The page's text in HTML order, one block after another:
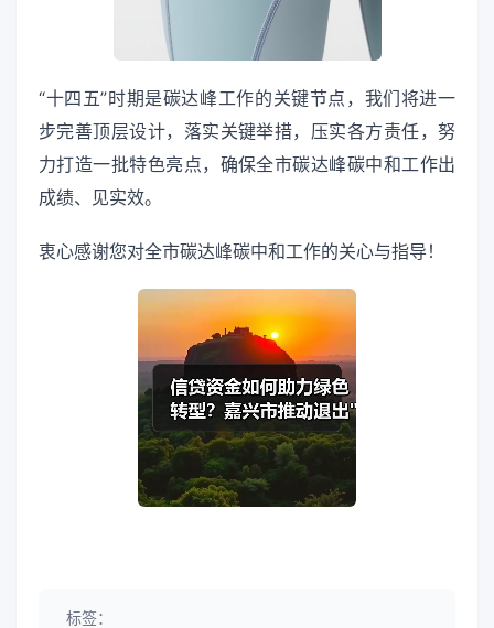
“十四五”时期是碳达峰工作的关键节点，我们将进一
步完善顶层设计，落实关键举措，压实各方责任，努
力打造一批特色亮点，确保全市碳达峰碳中和工作出
成绩、见实效。
衷心感谢您对全市碳达峰碳中和工作的关心与指导！
标签：